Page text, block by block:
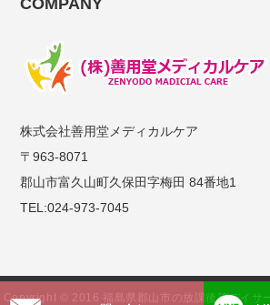
株式会社善用堂メディカルケア
〒963-8071
郡山市富久山町久保田字梅田 84番地1
TEL:024-973-7045
Copyright © 2016 福島県郡山市の放課後等デイサ